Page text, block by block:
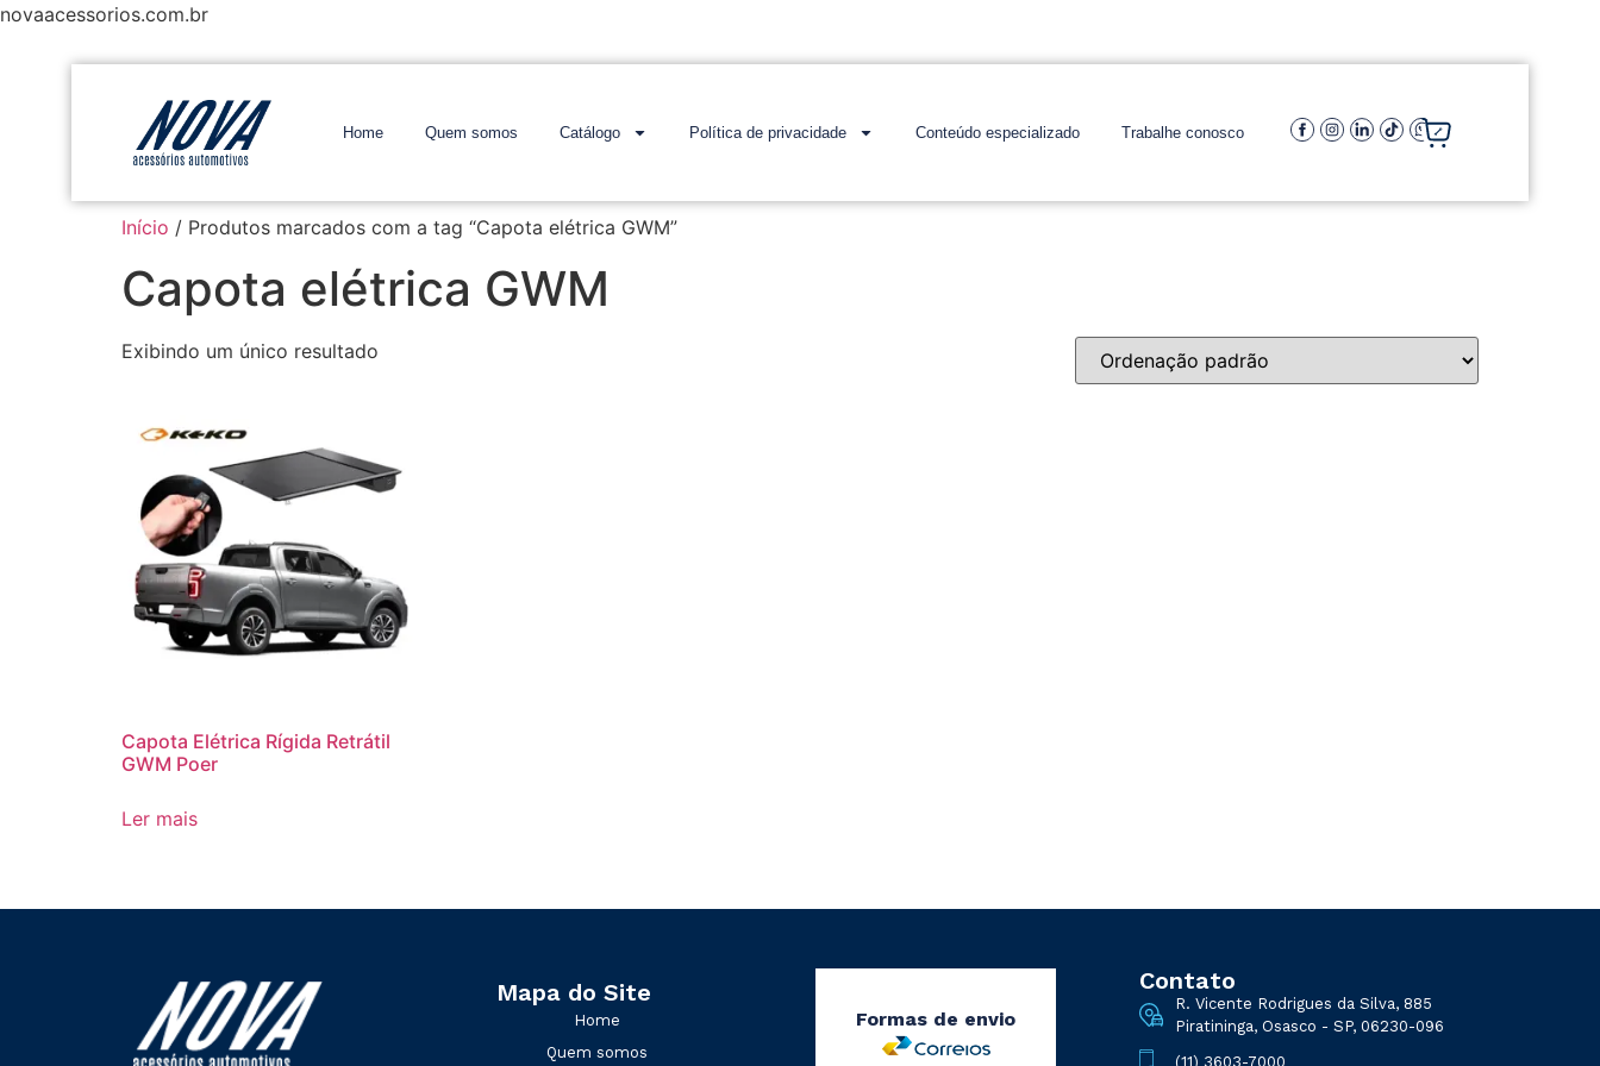
novaacessorios.com.br
Home Quem somos Catálogo Política de privacidade Conteúdo especializado Trabalhe conosco
Início / Produtos marcados com a tag “Capota elétrica GWM”
Capota elétrica GWM
Exibindo um único resultado
Capota Elétrica Rígida Retrátil
GWM Poer
Ler mais
Mapa do Site
Home
Quem somos
Formas de envio
Contato
R. Vicente Rodrigues da Silva, 885
Piratininga, Osasco - SP, 06230-096
(11) 3603-7000